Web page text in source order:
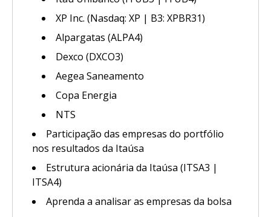
XP Inc. (Nasdaq: XP | B3: XPBR31)
Alpargatas (ALPA4)
Dexco (DXCO3)
Aegea Saneamento
Copa Energia
NTS
Participação das empresas do portfólio
nos resultados da Itaúsa
Estrutura acionária da Itaúsa (ITSA3 |
ITSA4)
Aprenda a analisar as empresas da bolsa